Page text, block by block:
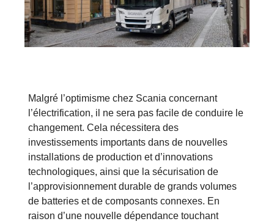
Malgré l’optimisme chez Scania concernant
l’électrification, il ne sera pas facile de conduire le
changement. Cela nécessitera des
investissements importants dans de nouvelles
installations de production et d’innovations
technologiques, ainsi que la sécurisation de
l’approvisionnement durable de grands volumes
de batteries et de composants connexes. En
raison d’une nouvelle dépendance touchant